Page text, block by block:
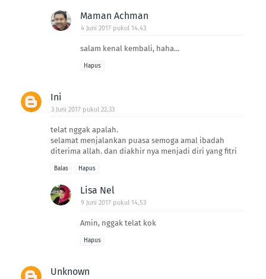
Maman Achman
4 Juni 2017 pukul 14.43
salam kenal kembali, haha...
Hapus
Ini
3 Juni 2017 pukul 22.33
telat nggak apalah.
selamat menjalankan puasa semoga amal ibadah
diterima allah. dan diakhir nya menjadi diri yang fitri
Balas Hapus
Lisa Nel
9 Juni 2017 pukul 14.53
Amin, nggak telat kok
Hapus
Unknown